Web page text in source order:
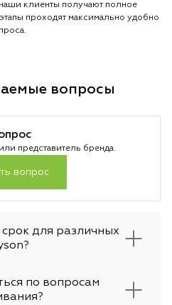
клиенты получают полное
проходят максимально удобно
вопросы
представитель бренда.
вопрос
для различных
по вопросам